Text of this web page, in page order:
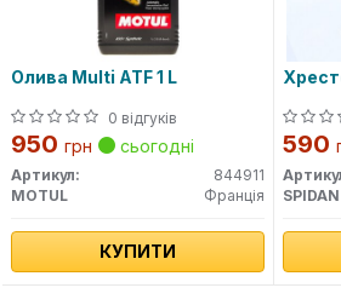
Олива Multi ATF 1 L
0 відгуків
950 грн сьогодні
Артикул:
844911
MOTUL
Франція
КУПИТИ
590
SPIDAN